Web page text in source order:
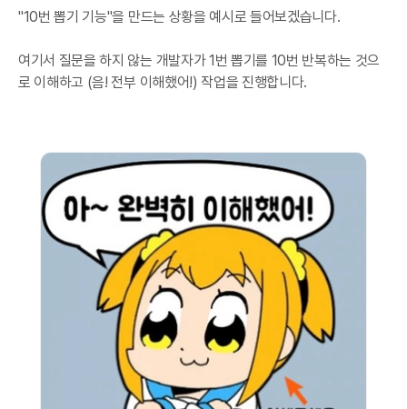
"10번 뽑기 기능"을 만드는 상황을 예시로 들어보겠습니다.
여기서 질문을 하지 않는 개발자가 1번 뽑기를 10번 반복하는 것으
로 이해하고 (음! 전부 이해했어!) 작업을 진행합니다.